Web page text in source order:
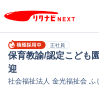
正社員
保育教諭/認定こども
迎
社会福祉法人 金光福祉会 ふ